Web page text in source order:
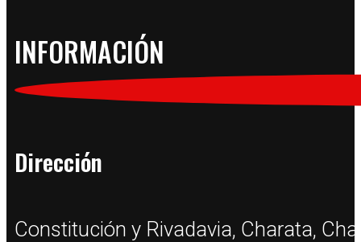
INFORMACIÓN
Dirección
Constitución y Rivadavia, Charata,